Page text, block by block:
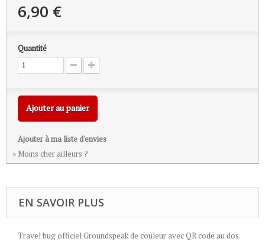
6,90 €
Quantité
Ajouter au panier
Ajouter à ma liste d'envies
» Moins cher ailleurs ?
EN SAVOIR PLUS
Travel bug officiel Groundspeak de couleur avec QR code au dos.